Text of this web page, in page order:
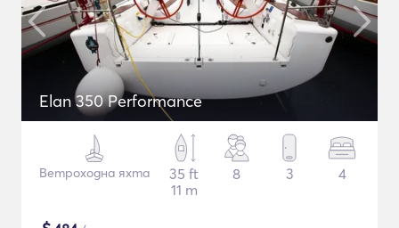
Elan 350 Performance
Ветроходна яхта
35 ft
11 m
8 3 4